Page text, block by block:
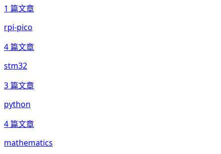
1 篇文章
rpi-pico
4篇文章
stm32
3篇文章
python
4篇文章
mathematics